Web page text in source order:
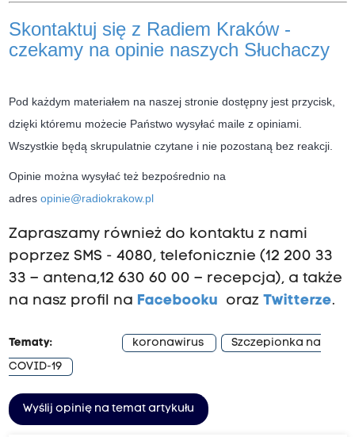
Skontaktuj się z Radiem Kraków -
czekamy na opinie naszych Słuchaczy
Pod każdym materiałem na naszej stronie dostępny jest przycisk,
dzięki któremu możecie Państwo wysyłać maile z opiniami.
Wszystkie będą skrupulatnie czytane i nie pozostaną bez reakcji.
Opinie można wysyłać też bezpośrednio na
adres opinie@radiokrakow.pl
Zapraszamy również do kontaktu z nami
poprzez SMS - 4080, telefonicznie (12 200 33
33 – antena,12 630 60 00 – recepcja), a także
na nasz profil na Facebooku oraz Twitterze.
Tematy: koronawirus
Szczepionka na
COVID-19
Wyślij opinię na temat artykułu